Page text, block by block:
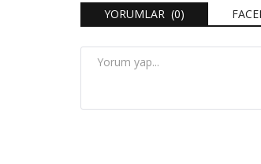
YORUMLAR (0)